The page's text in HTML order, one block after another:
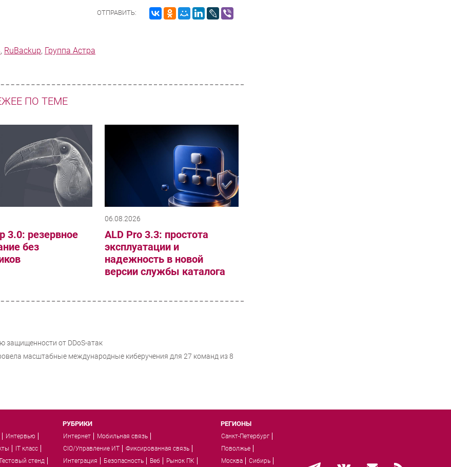
ОТПРАВИТЬ:
, RuBackup, Группа Астра
ПО ТЕМЕ
3.0: резервное
без
06.08.2026
ALD Pro 3.3: простота
эксплуатации и
надежность в новой
версии службы каталога
от DDoS-атак
масштабные международные киберучения для 27 команд из 8
Интервью
IT класс
стенд
РУБРИКИ
Интернет
Мобильная связь
CIO/Управление ИТ
Фиксированная связь
Интеграция
Безопасность Веб Рынок ПК
РЕГИОНЫ
Санкт-Петербург
Поволжье
Москва
Сибирь